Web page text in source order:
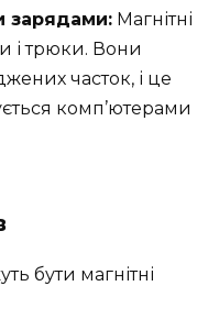
зарядами: Магнітні
і трюки. Вони
часток, і це
комп’ютерами
бути магнітні